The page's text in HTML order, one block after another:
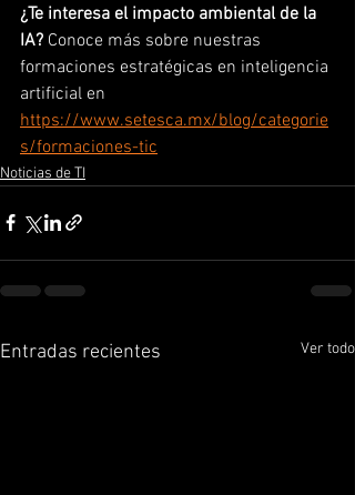
¿Te interesa el impacto ambiental de la
IA? Conoce más sobre nuestras
formaciones estratégicas en inteligencia
artificial en
https://www.setesca.mx/blog/categorie
s/formaciones-tic
Noticias de TI
Entradas recientes Ver todo